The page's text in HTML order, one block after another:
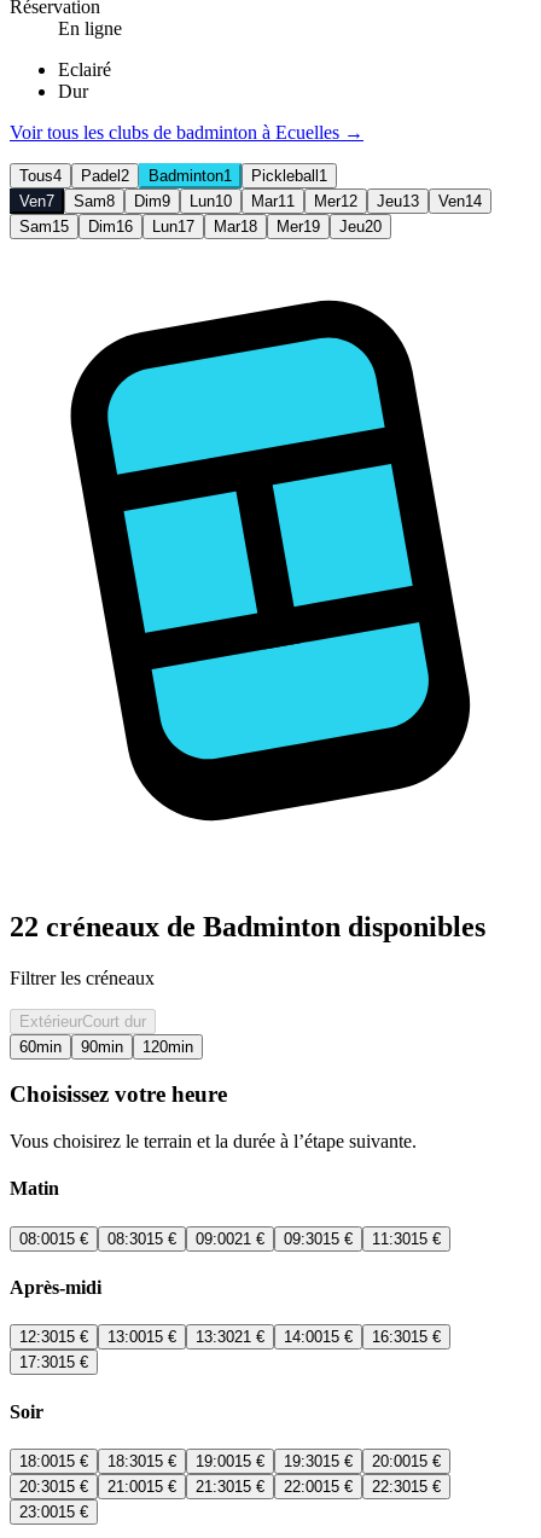
Réservation
En ligne
Eclairé
Dur
Voir tous les clubs de badminton à Ecuelles →
Tous4 Padel 2 Badminton1 Pickleball 1
Ven7 Sam8 Dim9 Lun10 Mar11 Mer12 Jeu13 Ven14
Sam15 Dim16 Lun17 Mar18 Mer19 Jeu20
22 créneaux de Badminton disponibles
Filtrer les créneaux
ExtérieurCourt dur
60min 90min 120min
Choisissez votre heure
Vous choisirez le terrain et la durée à l’étape suivante.
Matin
08:0015 € 08:3015 € 09:0021 € 09:3015 € 11:3015 €
Après-midi
12:3015 € 13:0015 € 13:3021 € 14:0015 € 16:3015 €
17:3015 €
Soir
18:0015 € 18:3015 € 19:0015 € 19:3015 € 20:0015 €
20:3015 € 21:0015 € 21:3015 € 22:0015 € 22:3015 €
23:0015 €